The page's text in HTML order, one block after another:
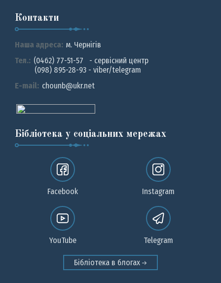
Контакти
Наша адреса: м. Чернiгiв
Тел.: (0462) 77-51-57 - сервісний центр
(098) 895-28-93 - viber/telegram
E-mail: chounb@ukr.net
Бібліотека у соціальних мережах
Facebook Instagram
YouTube Telegram
Бібліотека в блогах